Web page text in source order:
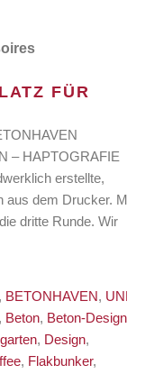
FÜR
– HAPTOGRAFIE
erstellte,
dem Drucker. Mit
dritte Runde. Wir
, BETONHAVEN, UND
, Beton, Beton-Design
, Design,
, Flakbunker,